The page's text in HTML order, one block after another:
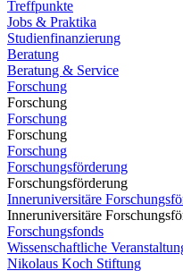
Treffpunkte
Jobs & Praktika
Studienfinanzierung
Beratung
Beratung & Service
Forschung
Forschung
Forschung
Forschung
Forschung
Forschungsförderung
Forschungsförderung
Inneruniversitäre
Inneruniversitäre
Forschungsfonds
Wissenschaftliche
Nikolaus Koch Stiftung